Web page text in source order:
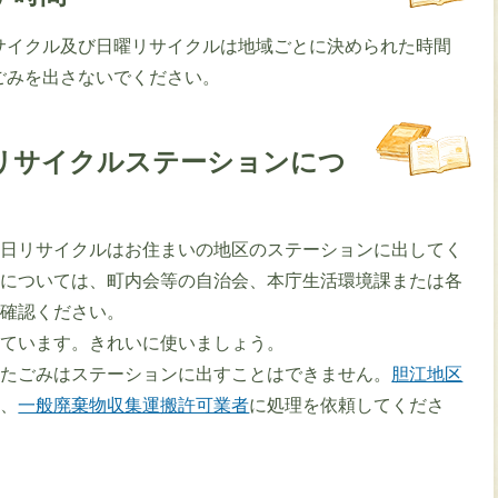
クル及び日曜リサイクルは地域ごとに決められた時間
を出さないでください。
サイクルステーションにつ
リサイクルはお住まいの地区のステーションに出してく
ついては、町内会等の自治会、本庁生活環境課または各
認ください。
います。きれいに使いましょう。
ごみはステーションに出すことはできません。 胆江地区
一般廃棄物収集運搬許可業者に処理を依頼してくださ